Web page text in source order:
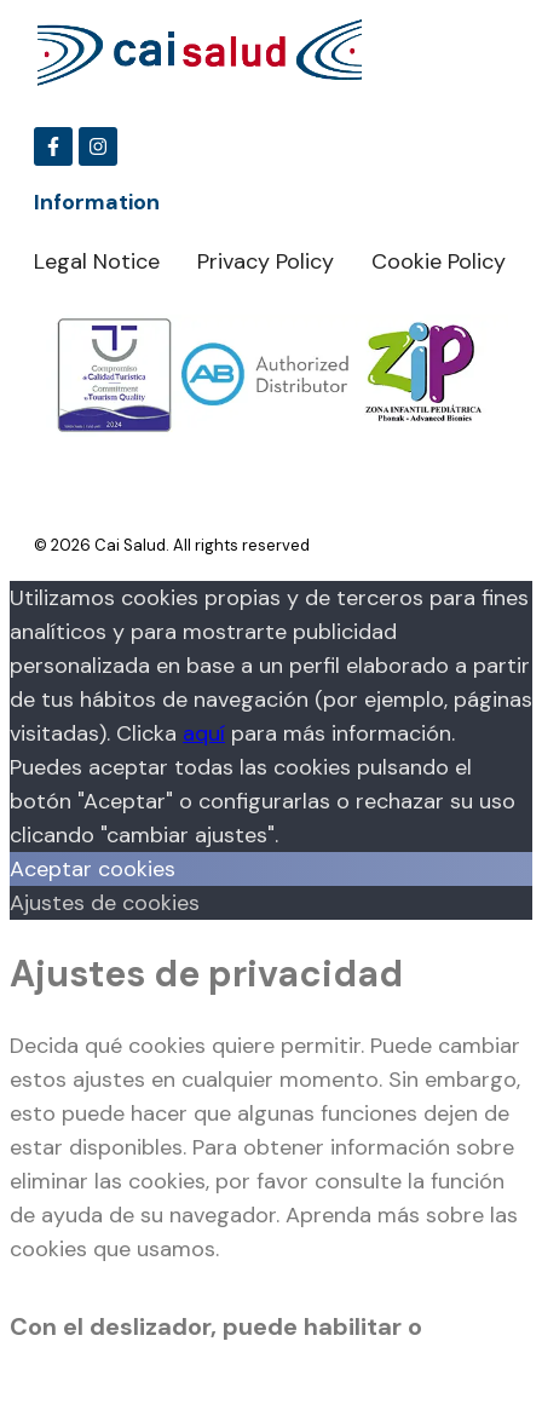
Information
Legal Notice Privacy Policy Cookie Policy
© 2026 Cai Salud. All rights reserved
Utilizamos cookies propias y de terceros para fines
analíticos y para mostrarte publicidad
personalizada en base a un perfil elaborado a partir
de tus hábitos de navegación (por ejemplo, páginas
visitadas). Clicka aquí para más información.
Puedes aceptar todas las cookies pulsando el
botón "Aceptar" o configurarlas o rechazar su uso
clicando "cambiar ajustes".
Aceptar cookies
Ajustes de cookies
Ajustes de privacidad
Decida qué cookies quiere permitir. Puede cambiar
estos ajustes en cualquier momento. Sin embargo,
esto puede hacer que algunas funciones dejen de
estar disponibles. Para obtener información sobre
eliminar las cookies, por favor consulte la función
de ayuda de su navegador. Aprenda más sobre las
cookies que usamos.
Con el deslizador, puede habilitar o